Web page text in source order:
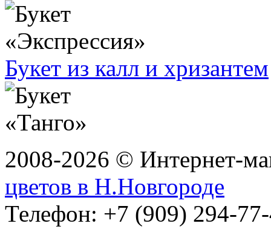
Букет из калл и хризантем
2008-2026 © Интернет-
цветов в Н.Новгороде
Телефон: +7 (909) 294-